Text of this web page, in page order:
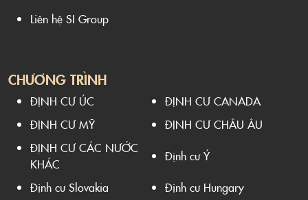
Liên hệ SI Group
CHƯƠNG TRÌNH
ĐỊNH CƯ ÚC
ĐỊNH CƯ CANADA
ĐỊNH CƯ MỸ
ĐỊNH CƯ CHÂU ÂU
ĐỊNH CƯ CÁC NƯỚC
KHÁC
Định cư Ý
Định cư Slovakia
Định cư Hungary